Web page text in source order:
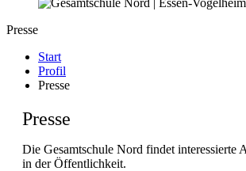
Presse
Start
Profil
Presse
Presse
Die Gesamtschule Nord findet interessierte
in der Öffentlichkeit.